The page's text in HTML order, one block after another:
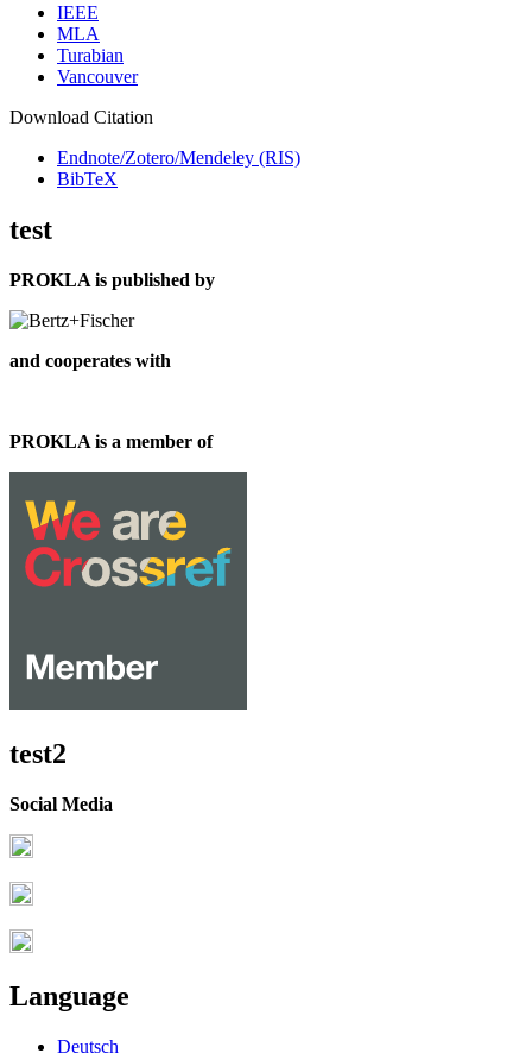
IEEE
MLA
Turabian
Vancouver
Download Citation
Endnote/Zotero/Mendeley (RIS)
BibTeX
test
PROKLA is published by
and cooperates with
PROKLA is a member of
test2
Social Media
Language
Deutsch